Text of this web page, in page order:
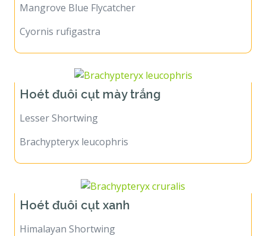
Mangrove Blue Flycatcher
Cyornis rufigastra
Hoét đuôi cụt mày trắng
Lesser Shortwing
Brachypteryx leucophris
Hoét đuôi cụt xanh
Himalayan Shortwing